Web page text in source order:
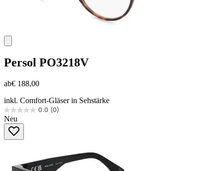
Persol PO3218V
ab€ 188,00
inkl. Comfort-Gläser in Sehstärke
0.0 (0)
0.0
von
Sternen.
Neu